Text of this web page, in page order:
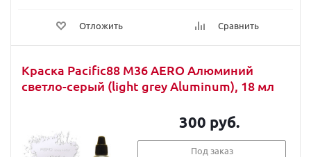
Отложить Сравнить
Краска Pacific88 M36 AERO Алюминий
светло-серый (light grey Aluminum), 18 мл
300 руб.
Под заказ